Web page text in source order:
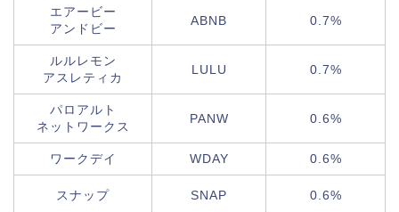
エアービー
アンドビー
ABNB 0.7%
ルルレモン
アスレティカ
LULU 0.7%
パロアルト
ネットワークス
PANW 0.6%
ワークデイ WDAY 0.6%
スナップ SNAP 0.6%